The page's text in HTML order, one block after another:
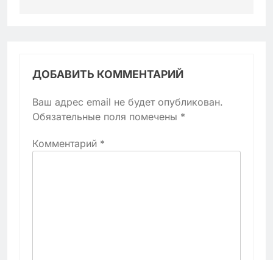
ДОБАВИТЬ КОММЕНТАРИЙ
Ваш адрес email не будет опубликован.
Обязательные поля помечены *
Комментарий *